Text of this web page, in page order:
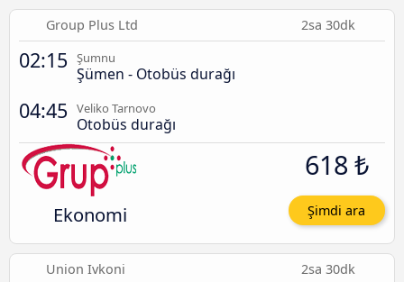
Group Plus Ltd 2sa 30dk
02:15 Şumnu
Şümen - Otobüs durağı
04:45 Veliko Tarnovo
Otobüs durağı
Ekonomi
618 ₺
Şimdi ara
Union Ivkoni 2sa 30dk